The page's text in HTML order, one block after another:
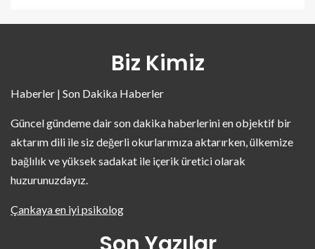
Biz Kimiz
Haberler | Son Dakika Haberler
Güncel gündeme dair son dakika haberlerini en objektif bir
aktarım dili ile siz değerli okurlarımıza aktarırken, ülkemize
bağlılık ve yüksek sadakat ile içerik üretici olarak
huzurunuzdayız.
Çankaya en iyi psikolog